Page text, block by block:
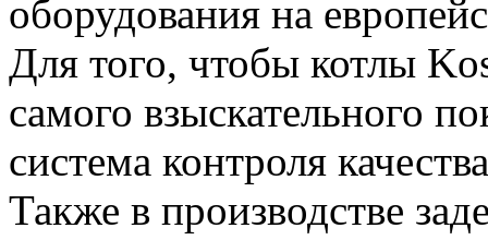
оборудования на
Для того, чтобы котлы
самого взыскательного
система контроля
Также в производстве